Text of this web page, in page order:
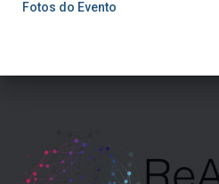
Fotos do Evento